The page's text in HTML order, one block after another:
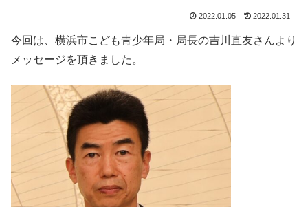
2022.01.05 2022.01.31
今回は、横浜市こども青少年局・局長の吉川直友さんより
メッセージを頂きました。